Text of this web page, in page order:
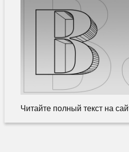
Читайте полный текст на